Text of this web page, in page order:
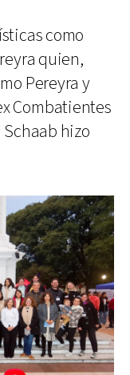
como
quien,
Pereyra y
Combatientes
hizo